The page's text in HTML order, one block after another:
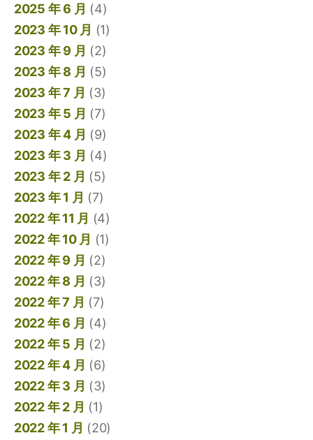
2025 年 6 月 (4)
2023 年 10 月 (1)
2023 年 9 月 (2)
2023 年 8 月 (5)
2023 年 7 月 (3)
2023 年 5 月 (7)
2023 年 4 月 (9)
2023 年 3 月 (4)
2023 年 2 月 (5)
2023 年 1 月 (7)
2022 年 11 月 (4)
2022 年 10 月 (1)
2022 年 9 月 (2)
2022 年 8 月 (3)
2022 年 7 月 (7)
2022 年 6 月 (4)
2022 年 5 月 (2)
2022 年 4 月 (6)
2022 年 3 月 (3)
2022 年 2 月 (1)
2022 年 1 月 (20)